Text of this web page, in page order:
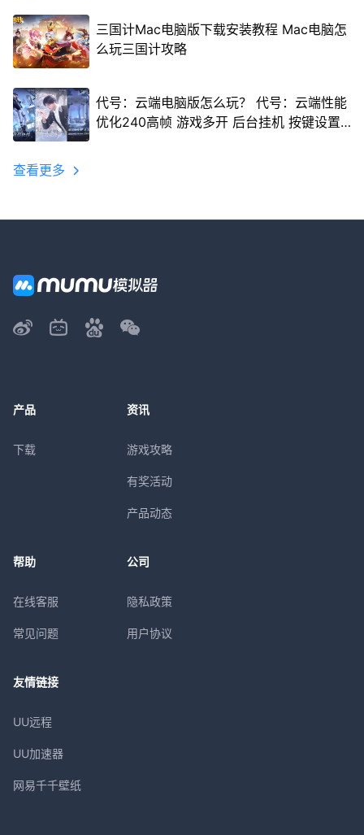
三国计Mac电脑版下载安装教程 Mac电脑怎
么玩三国计攻略
代号：云端电脑版怎么玩？ 代号：云端性能
优化240高帧 游戏多开 后台挂机 按键设置
查看更多
产品
下载
资讯
游戏攻略
有奖活动
产品动态
帮助
在线客服
常见问题
公司
隐私政策
用户协议
友情链接
UU远程
UU加速器
网易千千壁纸